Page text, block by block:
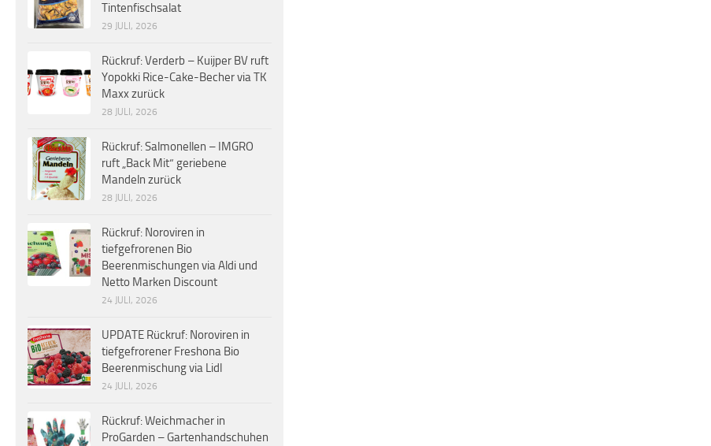
Tintenfischsalat
29 JULI, 2026
Rückruf: Verderb – Kuijper BV ruft
Yopokki Rice-Cake-Becher via TK
Maxx zurück
28 JULI, 2026
Rückruf: Salmonellen – IMGRO
ruft „Back Mit“ geriebene
Mandeln zurück
28 JULI, 2026
Rückruf: Noroviren in
tiefgefrorenen Bio
Beerenmischungen via Aldi und
Netto Marken Discount
24 JULI, 2026
UPDATE Rückruf: Noroviren in
tiefgefrorener Freshona Bio
Beerenmischung via Lidl
24 JULI, 2026
Rückruf: Weichmacher in
ProGarden – Gartenhandschuhen